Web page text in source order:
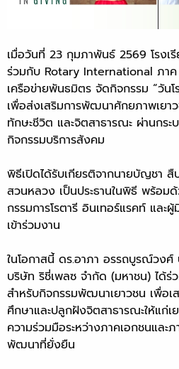
เมื่อวันที่ 23 กุมภาพันธ์ 2569 โรงเ
ร่วมกับ Rotary International ภาค
เครือข่ายพันธมิตร จัดกิจกรรม “วัน
เพื่อส่งเสริมการพัฒนาศักยภาพเยา
ทักษะชีวิต และจิตสาธารณะ ผ่านกระ
กิจกรรมบริการสังคม
พิธีเปิดได้รับเกียรติจากนายบัญชา สื
สวนหลวง เป็นประธานในพิธี พร้อม
กรรมการโรตารี อินเทอร์แรคท์ และ
เข้าร่วมงาน
ในโอกาสนี้ ดร.อาภา อรรถบูรณ์วงศ์
บริษัท ริชี่เพลซ จำกัด (มหาชน) ได้
สำหรับกิจกรรมพัฒนาเยาวชน เพื่อเ
ศึกษาและปลูกฝังจิตสาธารณะให้แก่
ความร่วมมือระหว่างภาคเอกชนและ
พัฒนาที่ยั่งยืน